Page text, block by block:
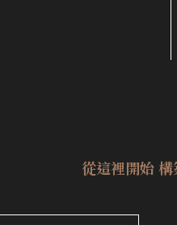
從這裡開始